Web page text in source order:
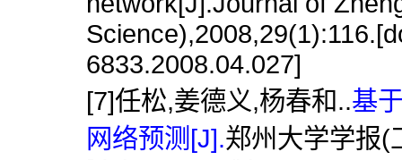
6833.2008.04.027]
[7]任松,姜德义,杨春和..基
网络预测[J].郑州大学学报(